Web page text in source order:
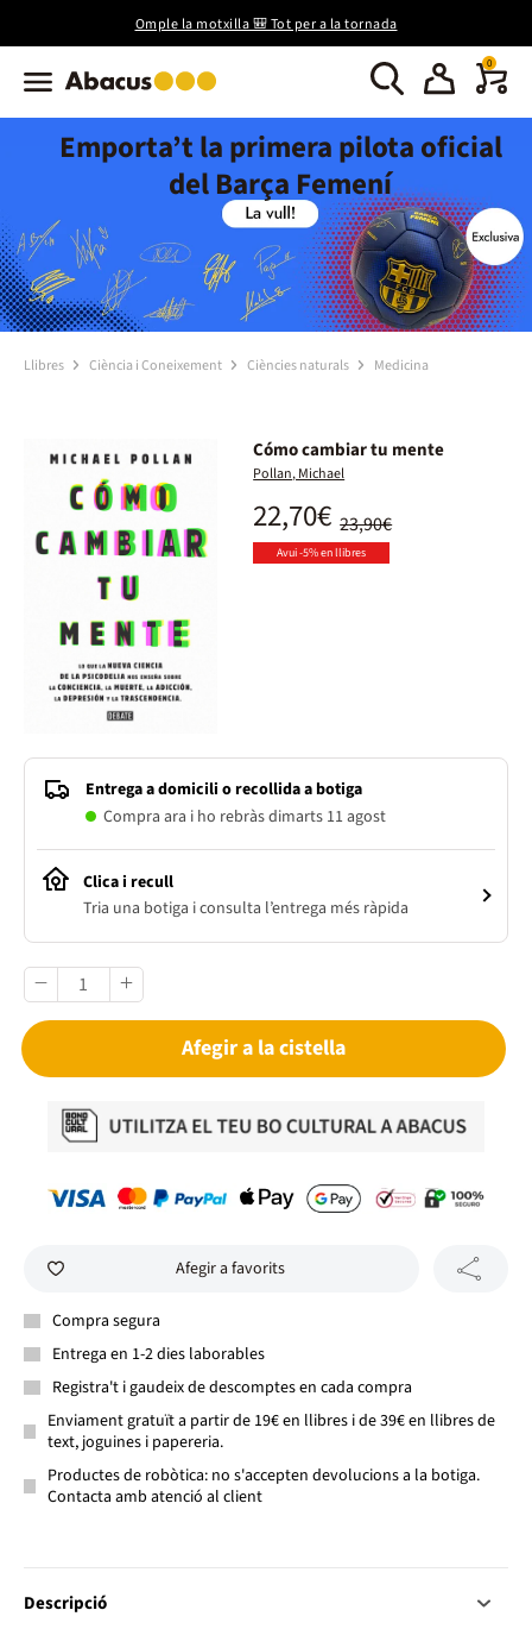
Omple la motxilla 🎒 Tot per a la tornada
0
Emporta’t la primera pilota oficial
del Barça Femení
Llibres Ciència i Coneixement Ciències naturals Medicina
Cómo cambiar tu mente
Pollan, Michael
23,90€
22,70€
Avui -5% en llibres
Entrega a domicili o recollida a botiga
Compra ara i ho rebràs dimarts 11 agost
Clica i recull
Tria una botiga i consulta l’entrega més ràpida
Afegir a la cistella
Afegir a favorits
Compra segura
Entrega en 1-2 dies laborables
Registra't i gaudeix de descomptes en cada compra
Enviament gratuït a partir de 19€ en llibres i de 39€ en llibres de
text, joguines i papereria.
Productes de robòtica: no s'accepten devolucions a la botiga.
Contacta amb atenció al client
Descripció